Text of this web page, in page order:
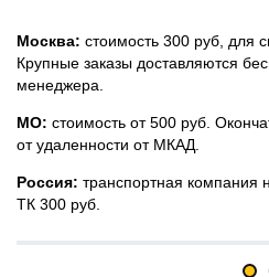
Москва: стоимость 300 руб, для
Крупные заказы доставляются
менеджера.
МО: стоимость от 500 руб.
от удаленности от МКАД.
Россия: транспортная компания
ТК 300 руб.
Принимаем все виды оплаты в
У нас 2 установочных центра:г.